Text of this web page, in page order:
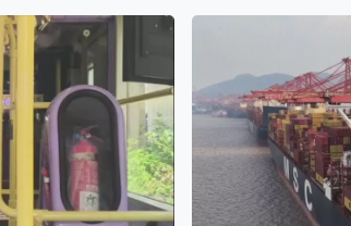
6,000美元，但過了
又指這筆金額對環
的協會而言，是龐
示已付清費用，已
重，判監無可避
件，判囚兩個月，